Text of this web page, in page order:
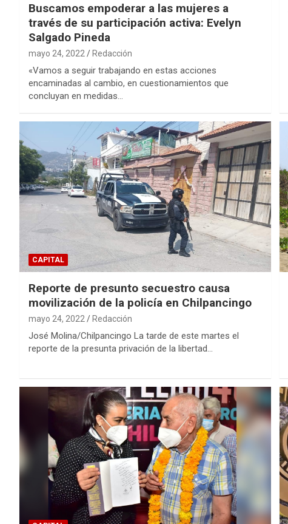
Buscamos empoderar a las mujeres a
través de su participación activa: Evelyn
Salgado Pineda
mayo 24, 2022 Redacción
«Vamos a seguir trabajando en estas acciones
encaminadas al cambio, en cuestionamientos que
concluyan en medidas…
CAPITAL
Reporte de presunto secuestro causa
movilización de la policía en Chilpancingo
mayo 24, 2022 Redacción
José Molina/Chilpancingo La tarde de este martes el
reporte de la presunta privación de la libertad…